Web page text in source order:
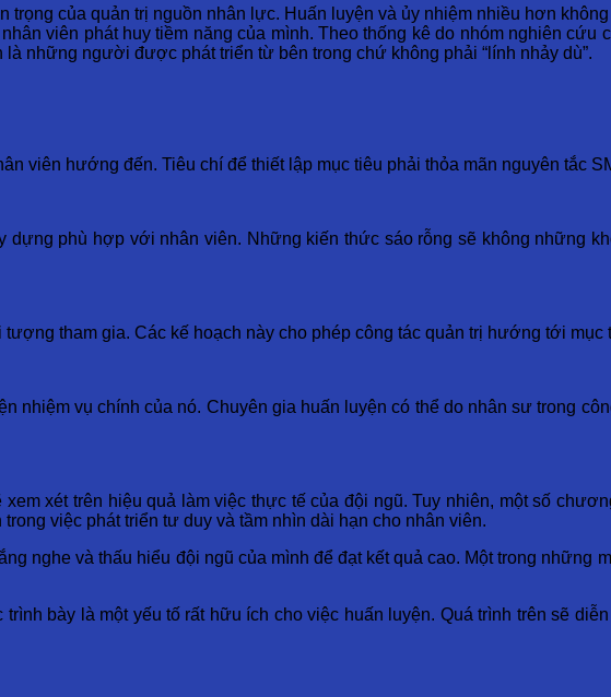
của quản trị nguồn nhân lực. Huấn luyện và ủy nhiệm nhiều hơn
viên phát huy tiềm năng của mình. Theo thống kê do nhóm nghiên cứu
những người được phát triển từ bên trong chứ không phải “lính nhảy dù”.
viên hướng đến. Tiêu chí để thiết lập mục tiêu phải thỏa mãn nguyên tắc
phù hợp với nhân viên. Những kiến thức sáo rỗng sẽ không những
tham gia. Các kế hoạch này cho phép công tác quản trị hướng tới mục
nhiệm vụ chính của nó. Chuyên gia huấn luyện có thể do nhân sư trong
xét trên hiệu quả làm việc thực tế của đội ngũ. Tuy nhiên, một số
việc phát triển tư duy và tầm nhìn dài hạn cho nhân viên.
nghe và thấu hiểu đội ngũ của mình để đạt kết quả cao. Một trong những
bày là một yếu tố rất hữu ích cho việc huấn luyện. Quá trình trên sẽ